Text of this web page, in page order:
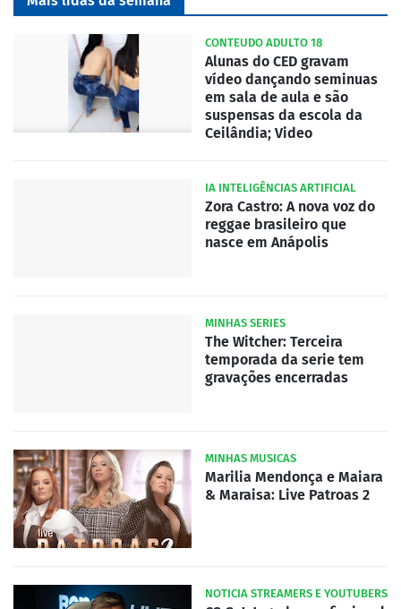
CONTEUDO ADULTO 18
Alunas do CED gravam
vídeo dançando seminuas
em sala de aula e são
suspensas da escola da
Ceilândia; Video
IA INTELIGÊNCIAS ARTIFICIAL
Zora Castro: A nova voz do
reggae brasileiro que
nasce em Anápolis
MINHAS SERIES
The Witcher: Terceira
temporada da serie tem
gravações encerradas
MINHAS MUSICAS
Marilia Mendonça e Maiara
& Maraisa: Live Patroas 2
NOTICIA STREAMERS E YOUTUBERS